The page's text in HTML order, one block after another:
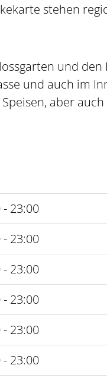
stehen
und den
und auch im
aber
- 23:00
- 23:00
- 23:00
- 23:00
- 23:00
- 23:00